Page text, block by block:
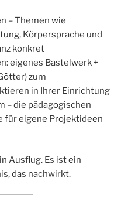
– Themen wie
Körpersprache und
konkret
eigenes Bastelwerk +
zum
in Ihrer Einrichtung
– die pädagogischen
für eigene Projektideen
Ausflug. Es ist ein
das nachwirkt.